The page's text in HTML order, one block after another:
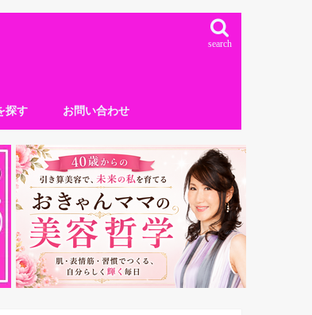
search
探す お問い合わせ